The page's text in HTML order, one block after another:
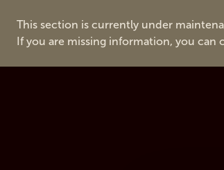
This section is currently under
If you are missing information, you can